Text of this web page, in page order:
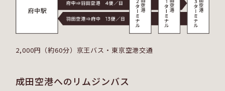
2,000円（約60分）京王バス・東京空港交通
成田空港へのリムジンバス